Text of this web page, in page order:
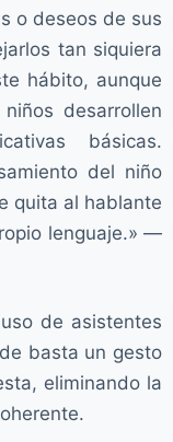
o deseos de sus
tan siquiera
hábito, aunque
desarrollen
básicas.
del niño
quita al hablante
lenguaje.» —
de asistentes
basta un gesto
eliminando la